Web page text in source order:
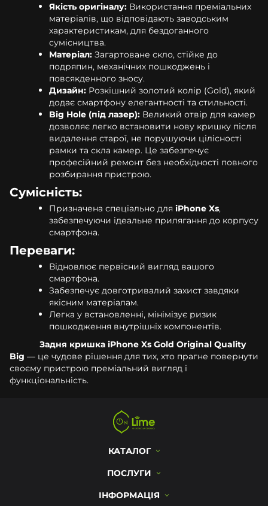
Якість оригіналу: Використання преміальних
матеріалів, що відповідають заводським
характеристикам, для бездоганного
сумісництва.
Матеріал: Загартоване скло, стійке до
подряпин, механічних пошкоджень і
повсякденного зносу.
Дизайн: Розкішний золотий колір (Gold), який
додає смартфону елегантності та стильності.
Big Hole (під лазер): Великий отвір для камер
дозволяє легко встановити нову кришку після
видалення старої, не порушуючи цілісності
рамки та скла камер. Це забезпечує
професійний ремонт без необхідності повного
розбирання пристрою.
Сумісність:
Призначена спеціально для iPhone Xs,
забезпечуючи ідеальне прилягання до корпусу
смартфона.
Переваги:
Відновлює первісний вигляд вашого
смартфона.
Забезпечує довготривалий захист завдяки
якісним матеріалам.
Легка у встановленні, мінімізує ризик
пошкодження внутрішніх компонентів.
Задня кришка iPhone Xs Gold Original Quality
Big — це чудове рішення для тих, хто прагне повернути
своєму пристрою преміальний вигляд і
функціональність.
КАТАЛОГ
ПОСЛУГИ
ІНФОРМАЦІЯ